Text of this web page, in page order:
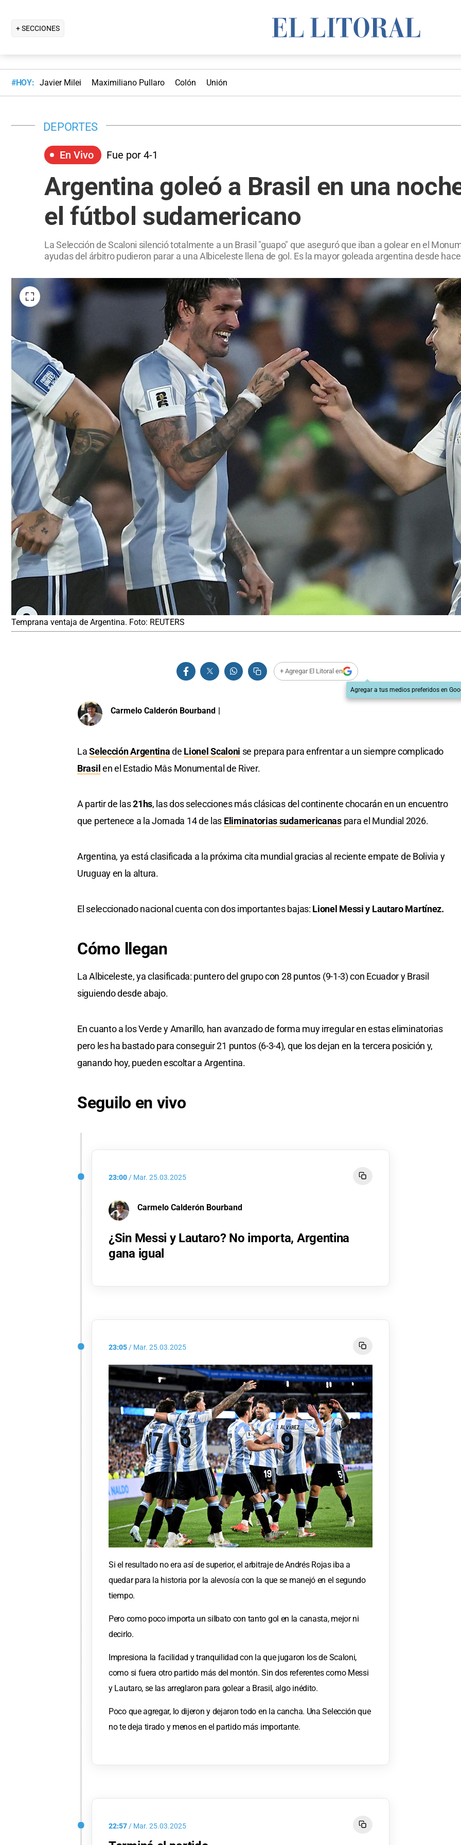
+ SECCIONES
#HOY: Javier Milei Maximiliano Pullaro Colón Unión
DEPORTES
En Vivo Fue por 4-1
Argentina goleó a Brasil en una
el fútbol sudamericano
La Selección de Scaloni silenció totalmente a un Brasil "guapo" que aseguró que iban a golear en el
ayudas del árbitro pudieron parar a una Albiceleste llena de gol. Es la mayor goleada argentina desde
Temprana ventaja de Argentina. Foto: REUTERS
+ Agregar El Litoral en
Agregar a tus medios preferidos en
Carmelo Calderón Bourband |
LaSelección Argentinade Lionel Scaloni se prepara para enfrentar a un siempre complicado
Brasil en el Estadio Mâs Monumental de River.
A partir de las21hs, las dos selecciones más clásicas del continente chocarán en un encuentro
que pertenece a la Jornada 14 de las Eliminatorias sudamericanaspara el Mundial 2026.
Argentina, ya está clasificada a la próxima cita mundial gracias al reciente empate de Bolivia y
Uruguay en la altura.
El seleccionado nacional cuenta con dos importantes bajas: Lionel Messi y Lautaro Martínez.
Cómo llegan
La Albiceleste, ya clasificada: puntero del grupo con 28 puntos (9-1-3) con Ecuador y Brasil
siguiendo desde abajo.
En cuanto a los Verde y Amarillo, han avanzado de forma muy irregular en estas eliminatorias
pero les ha bastado para conseguir 21 puntos (6-3-4), que los dejan en la tercera posición y,
ganando hoy, pueden escoltar a Argentina.
Seguilo en vivo
23:00/ Mar. 25.03.2025
Carmelo Calderón Bourband
¿Sin Messi y Lautaro? No importa, Argentina
gana igual
23:05/ Mar. 25.03.2025
Si el resultado no era así de superior, el arbitraje de Andrés Rojas iba a
quedar para la historia por la alevosía con la que se manejó en el segundo
tiempo.
Pero como poco importa un silbato con tanto gol en la canasta, mejor ni
decirlo.
Impresiona la facilidad y tranquilidad con la que jugaron los de Scaloni,
como si fuera otro partido más del montón. Sin dos referentes como Messi
y Lautaro, se las arreglaron para golear a Brasil, algo inédito.
Poco que agregar, lo dijeron y dejaron todo en la cancha. Una Selección que
no te deja tirado y menos en el partido más importante.
22:57/ Mar. 25.03.2025